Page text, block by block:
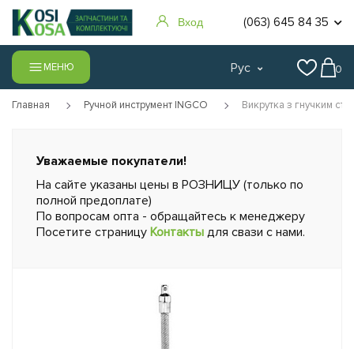
Вход (063) 645 84 35
МЕНЮ Рус 0
Главная Ручной инструмент INGCO Викрутка з гнучким
Уважаемые покупатели!
На сайте указаны цены в РОЗНИЦУ (только по
полной предоплате)
По вопросам опта - обращайтесь к менеджеру
Посетите страницу Контакты для свази с нами.